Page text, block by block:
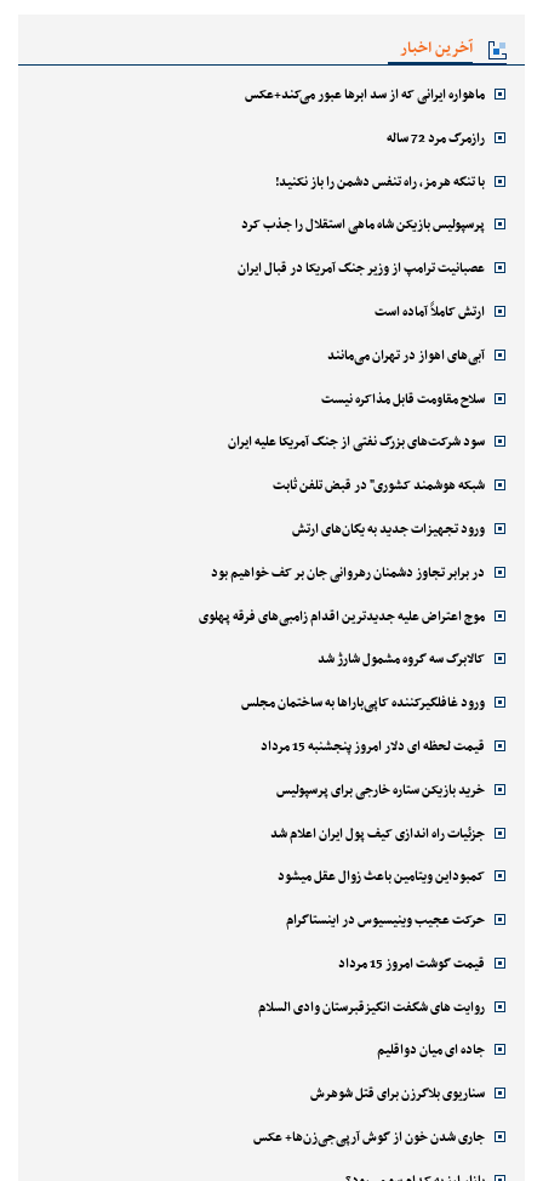
آخرین اخبار
ماهواره ایرانی که از سد ابرها عبور می‌کند+عکس
رازمرگ مرد 72 ساله
با تنگه هرمز، راه تنفس دشمن را باز نکنید!
پرسپولیس بازیکن شاه ماهی استقلال را جذب کرد
عصبانیت ترامپ از وزیر جنگ آمریکا در قبال ایران
ارتش کاملاً آماده است
آبی‌های اهواز در تهران می‌مانند
سلاح مقاومت قابل مذاکره نیست
سود شرکت‌های بزرگ نفتی از جنگ آمریکا علیه ایران
شبکه هوشمند کشوری" در قبض تلفن ثابت
ورود تجهیزات جدید به یگان‌های ارتش
در برابر تجاوز دشمنان رهروانی جان بر کف خواهیم بود
موج اعتراض علیه جدیدترین اقدام زامبی‌های فرقه پهلوی
کالابرگ سه گروه مشمول شارژ شد
ورود غافلگیرکننده کاپی‌باراها به ساختمان مجلس
قیمت لحظه ای دلار امروز پنجشنبه 15 مرداد
خرید بازیکن ستاره خارجی برای پرسپولیس
جزئیات راه اندازی کیف پول ایران اعلام شد
کمبوداین ویتامین باعث زوال عقل میشود
حرکت عجیب وینیسیوس در اینستاگرام
قیمت گوشت امروز 15 مرداد
روایت های شگفت انگیزقبرستان وادی السلام
جاده ای میان دواقلیم
سناریوی بلاگرزن برای قتل شوهرش
جاری شدن خون از گوش آرپی‌جی‌زن‌ها+ عکس